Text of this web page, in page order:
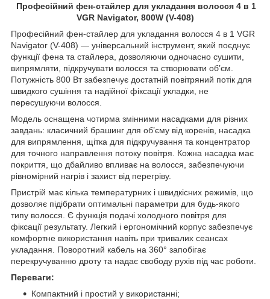
Професійний фен-стайлер для укладання волосся 4 в 1
VGR Navigator, 800W (V-408)
Професійний фен-стайлер для укладання волосся 4 в 1 VGR
Navigator (V-408) — універсальний інструмент, який поєднує
функції фена та стайлера, дозволяючи одночасно сушити,
випрямляти, підкручувати волосся та створювати об’єм.
Потужність 800 Вт забезпечує достатній повітряний потік для
швидкого сушіння та надійної фіксації укладки, не
пересушуючи волосся.
Модель оснащена чотирма змінними насадками для різних
завдань: класичний брашинг для об’єму від коренів, насадка
для випрямлення, щітка для підкручування та концентратор
для точного направлення потоку повітря. Кожна насадка має
покриття, що дбайливо впливає на волосся, забезпечуючи
рівномірний нагрів і захист від перегріву.
Пристрій має кілька температурних і швидкісних режимів, що
дозволяє підібрати оптимальні параметри для будь-якого
типу волосся. Є функція подачі холодного повітря для
фіксації результату. Легкий і ергономічний корпус забезпечує
комфортне використання навіть при тривалих сеансах
укладання. Поворотний кабель на 360° запобігає
перекручуванню дроту та надає свободу рухів під час роботи.
Переваги:
Компактний і простий у використанні;